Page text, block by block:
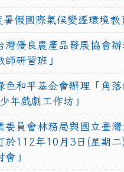
暑假國際氣候變遷環境教
灣優良農產品發展協會
師研習班」
色和平基金會辦理「角落
年戲劇工作坊」
委員會林務局與國立臺
於112年10月3日(星期
會」